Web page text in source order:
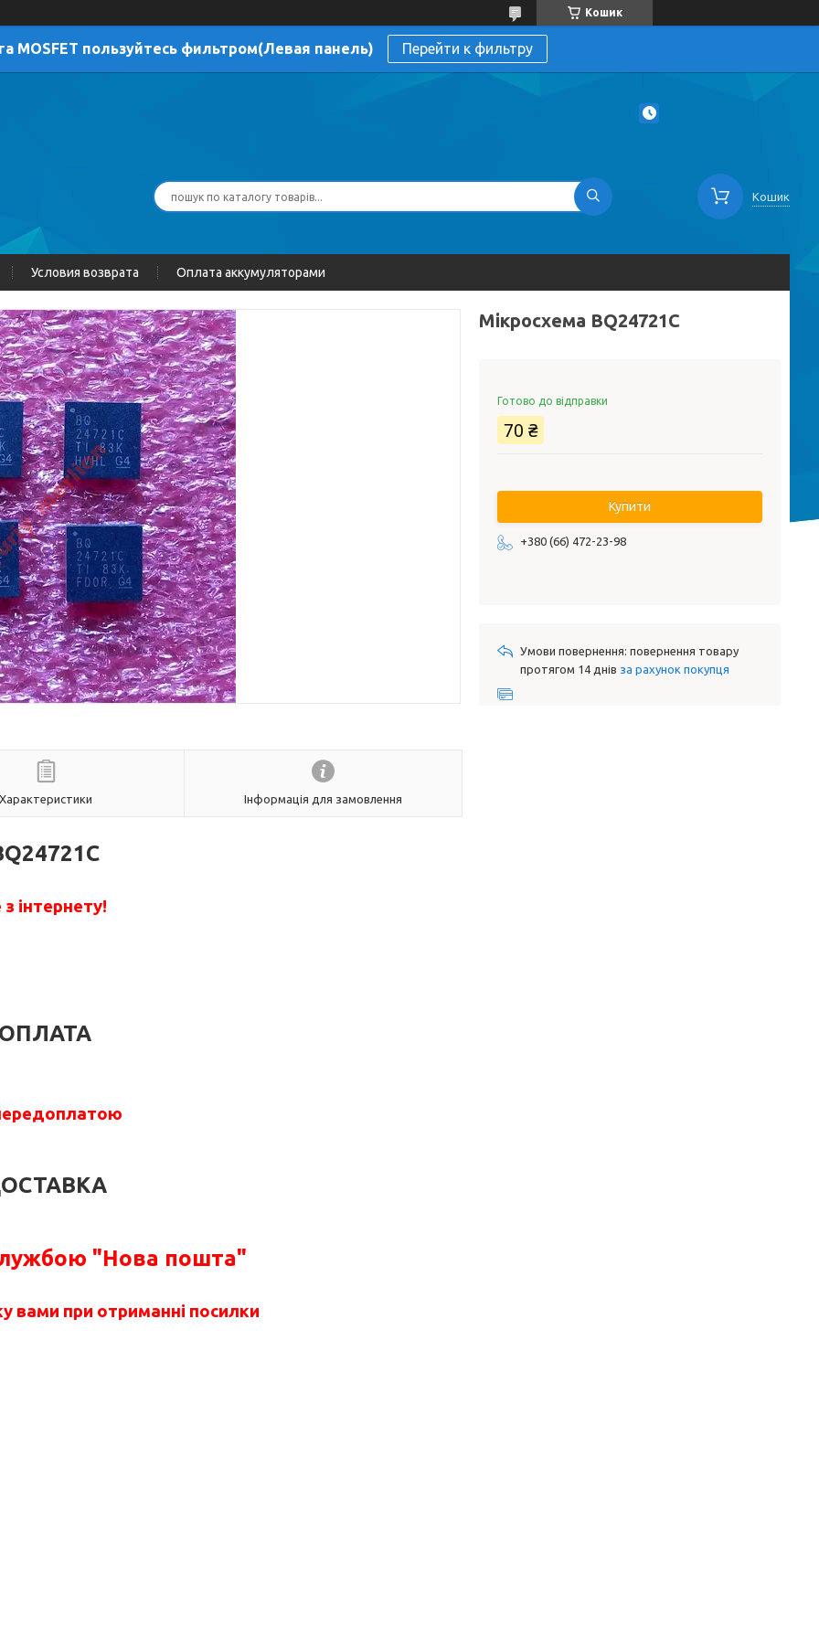
Кошик
MOSFET пользуйтесь фильтром(Левая панель) Перейти к фильтру
Кошик
Условия возврата Оплата аккумуляторами
Характеристики Інформація для замовлення
інтернету!
"Нова пошта"
вами при отриманні посилки
Мікросхема BQ24721C
Готово до відправки
70 ₴
Купити
+380 (66) 472-23-98
повернення товару
протягом 14 днів за рахунок покупця